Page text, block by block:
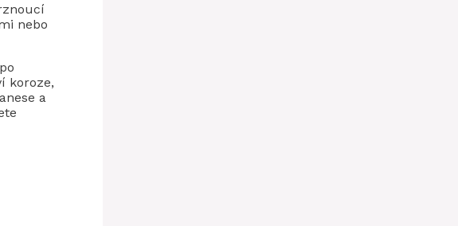
nebo
koroze,
a